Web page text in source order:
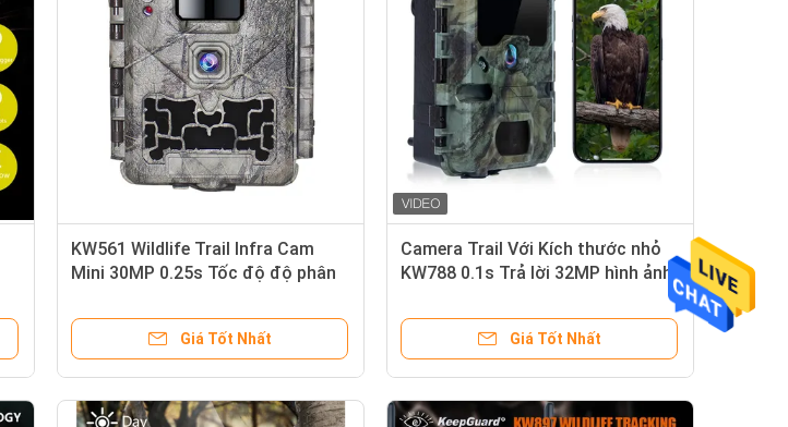
KW561 Wildlife Trail Infra Cam
Mini 30MP 0.25s Tốc độ độ phân
chống nước Bộ nhớ SD Tầm nhìn
Giá Tốt Nhất
Camera Trail Với Kích thước nhỏ
KW788 0.1s Trả lời 32MP hình ảnh
sắc nét 4K Video chống nước IP67
lên đến 512GB để xem động vật
Giá Tốt Nhất